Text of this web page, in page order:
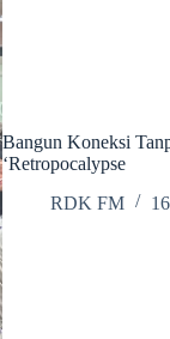
Bangun Koneksi
‘Retropocalypse
RDK FM